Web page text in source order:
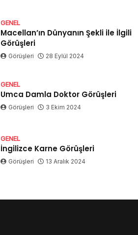
GENEL
Macellan’ın Dünyanın Şekli ile İlgili
Görüşleri
Görüşleri 28 Eylül 2024
GENEL
Umca Damla Doktor Görüşleri
Görüşleri 3 Ekim 2024
GENEL
İngilizce Karne Görüşleri
Görüşleri 13 Aralık 2024